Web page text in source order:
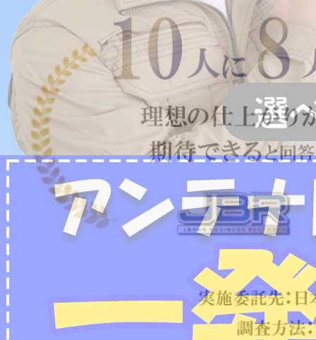
2022/07/04
フリーボイス（0120番号）への発信につきまし